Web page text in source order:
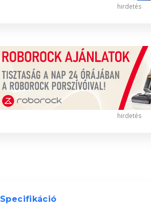
hirdetés
hirdetés
Specifikáció